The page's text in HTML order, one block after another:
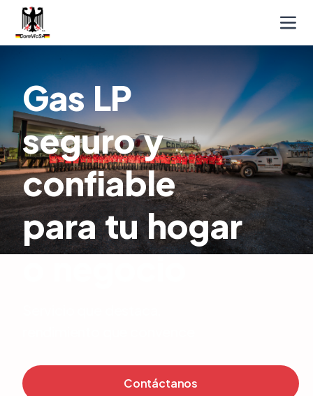
Gas LP
seguro y
confiable
para tu hogar
o negocio
Contáctanos